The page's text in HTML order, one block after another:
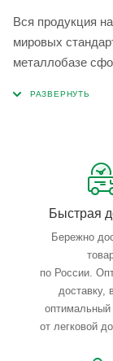
Вся продукция
мировых
металлобазе
Быстрая
Бережно
по России.
доставку,
оптимальный
от легковой